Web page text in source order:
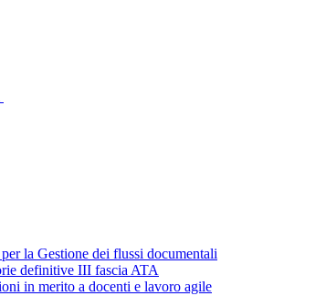
la Gestione dei flussi documentali
definitive III fascia ATA
in merito a docenti e lavoro agile